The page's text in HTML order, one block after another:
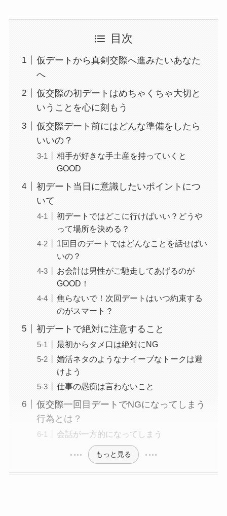
目次
仮デートから真剣交際へ進みたいあなた
へ
仮交際の初デートはめちゃくちゃ大切と
いうことを心に刻もう
仮交際デート前にはどんな準備をしたら
いいの？
相手が好きな手土産を持っていくと
GOOD
初デート当日に意識したいポイントにつ
いて
初デートではどこに行けばいい？どうや
って場所を決める？
1回目のデートではどんなことを話せばい
いの？
お会計は男性がご馳走してあげるのが
GOOD！
焦らないで！次回デートはいつ約束する
のがスマート？
初デートで絶対に注意すること
最初からタメ口は絶対にNG
婚活ネタのようなナイーブなトークは避
けよう
仕事の愚痴は言わないこと
仮交際一回目デートでNGになってしまう
行為とは？
会話が一方的になってしまう
もっと見る